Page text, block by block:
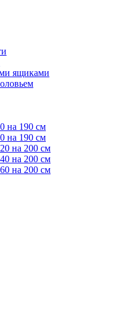
ящиками
на 190 см
на 190 см
на 200 см
на 200 см
на 200 см